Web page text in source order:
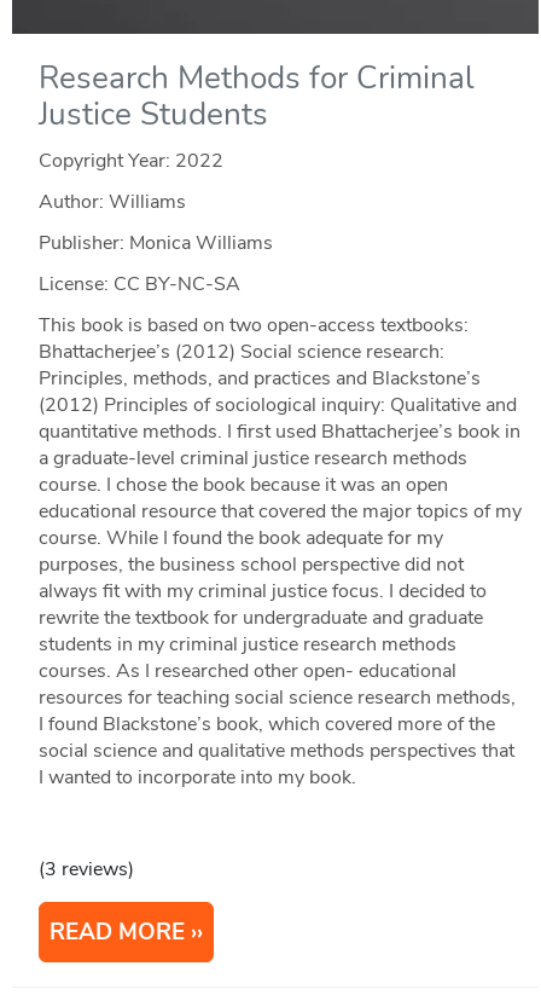
Research Methods for Criminal
Justice Students
Copyright Year: 2022
Author: Williams
Publisher: Monica Williams
License: CC BY-NC-SA
This book is based on two open-access textbooks:
Bhattacherjee’s (2012) Social science research:
Principles, methods, and practices and Blackstone’s
(2012) Principles of sociological inquiry: Qualitative and
quantitative methods. I first used Bhattacherjee’s book in
a graduate-level criminal justice research methods
course. I chose the book because it was an open
educational resource that covered the major topics of my
course. While I found the book adequate for my
purposes, the business school perspective did not
always fit with my criminal justice focus. I decided to
rewrite the textbook for undergraduate and graduate
students in my criminal justice research methods
courses. As I researched other open- educational
resources for teaching social science research methods,
I found Blackstone’s book, which covered more of the
social science and qualitative methods perspectives that
I wanted to incorporate into my book.
(3 reviews)
READ MORE